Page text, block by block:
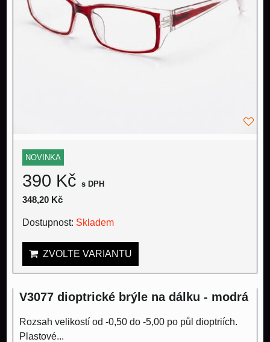
NOVINKA
390 Kč s DPH
348,20 Kč
Dostupnost: Skladem
ZVOLTE VARIANTU
V3077 dioptrické brýle na dálku - modrá
Rozsah velikostí od -0,50 do -5,00 po půl dioptriích.
Plastové...